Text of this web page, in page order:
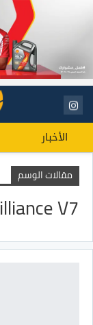
الأخبار
مقالات الوسم
V7